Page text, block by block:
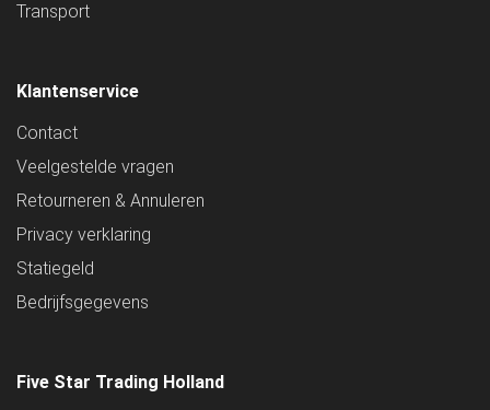
Transport
Klantenservice
Contact
Veelgestelde vragen
Retourneren & Annuleren
Privacy verklaring
Statiegeld
Bedrijfsgegevens
Five Star Trading Holland